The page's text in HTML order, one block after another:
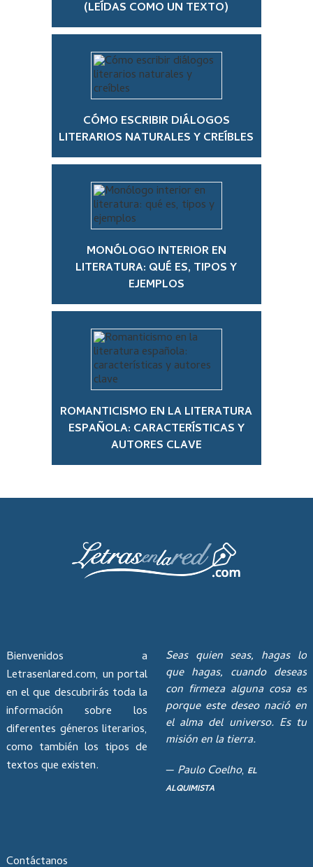
(LEÍDAS COMO UN TEXTO)
CÓMO ESCRIBIR DIÁLOGOS
LITERARIOS NATURALES Y CREÍBLES
MONÓLOGO INTERIOR EN
LITERATURA: QUÉ ES, TIPOS Y
EJEMPLOS
ROMANTICISMO EN LA LITERATURA
ESPAÑOLA: CARACTERÍSTICAS Y
AUTORES CLAVE
Bienvenidos a
Letrasenlared.com, un portal
en el que descubrirás toda la
información sobre los
diferentes géneros literarios,
como también los tipos de
textos que existen.
Seas quien seas, hagas lo
que hagas, cuando deseas
con firmeza alguna cosa es
porque este deseo nació en
el alma del universo. Es tu
misión en la tierra.
— Paulo Coelho, EL
ALQUIMISTA
Contáctanos